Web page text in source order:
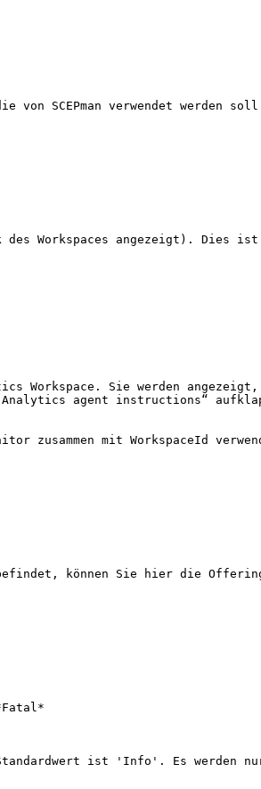
SCEPman verwendet werden
des Workspaces angezeigt). Dies
Workspace. Sie werden
agent instructions“
mit WorkspaceId
können Sie hier die
ist 'Info'. Es werden